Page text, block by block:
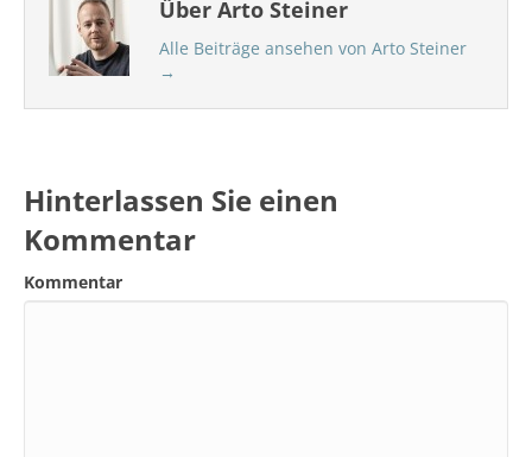
Über Arto Steiner
Alle Beiträge ansehen von Arto Steiner
→
Hinterlassen Sie einen
Kommentar
Kommentar